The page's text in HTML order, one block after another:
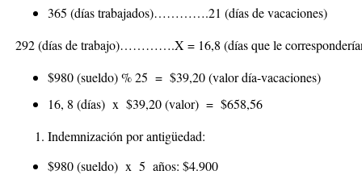
365 (días trabajados)………….21 (días de vacaciones)
292 (días de trabajo)………….X = 16,8 (días que le
$980 (sueldo) % 25 = $39,20 (valor día-vacaciones)
16, 8 (días) x $39,20 (valor) = $658,56
Indemnización por antigüedad:
$980 (sueldo) x 5 años: $4.900